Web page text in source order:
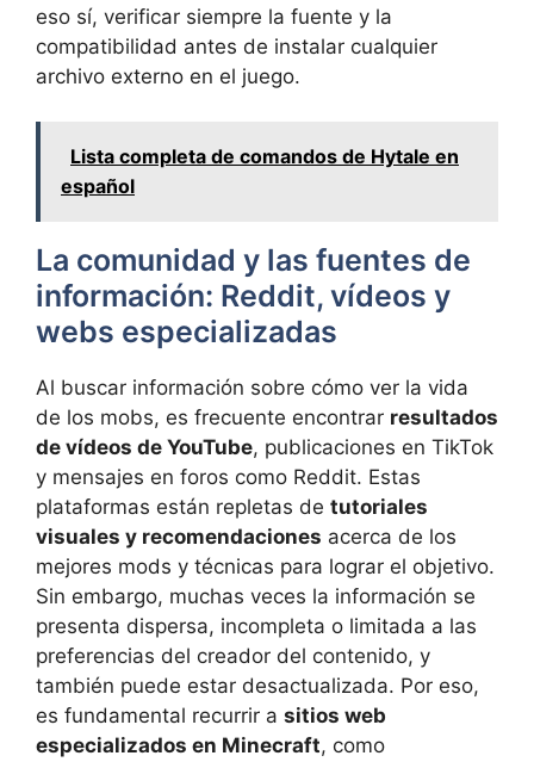
eso sí, verificar siempre la fuente y la
compatibilidad antes de instalar cualquier
archivo externo en el juego.
Lista completa de comandos de Hytale en
español
La comunidad y las fuentes de
información: Reddit, vídeos y
webs especializadas
Al buscar información sobre cómo ver la vida
de los mobs, es frecuente encontrar resultados
de vídeos de YouTube, publicaciones en TikTok
y mensajes en foros como Reddit. Estas
plataformas están repletas de tutoriales
visuales y recomendaciones acerca de los
mejores mods y técnicas para lograr el objetivo.
Sin embargo, muchas veces la información se
presenta dispersa, incompleta o limitada a las
preferencias del creador del contenido, y
también puede estar desactualizada. Por eso,
es fundamental recurrir a sitios web
especializados en Minecraft, como